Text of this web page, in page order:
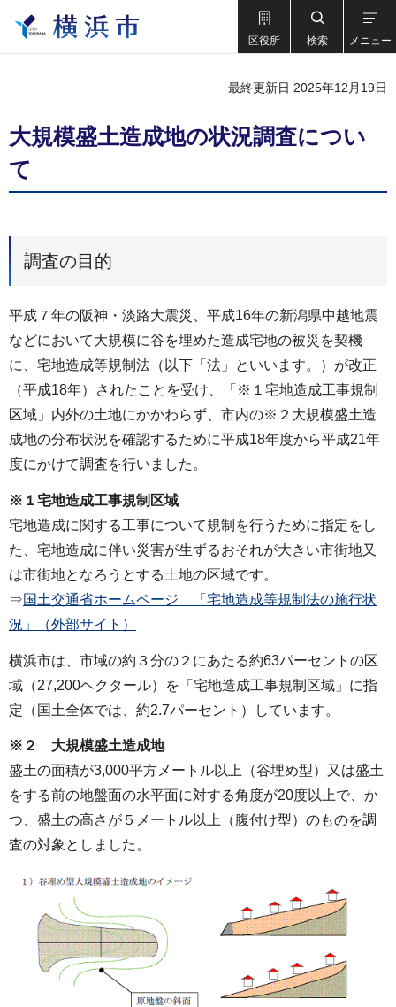
区役所 検索 メニュー
最終更新日 2025年12月19日
大規模盛土造成地の状況調査につい
て
調査の目的
平成７年の阪神・淡路大震災、平成16年の新潟県中越地震
などにおいて大規模に谷を埋めた造成宅地の被災を契機
に、宅地造成等規制法（以下「法」といいます。）が改正
（平成18年）されたことを受け、「※１宅地造成工事規制
区域」内外の土地にかかわらず、市内の※２大規模盛土造
成地の分布状況を確認するために平成18年度から平成21年
度にかけて調査を行いました。
※１宅地造成工事規制区域
宅地造成に関する工事について規制を行うために指定をし
た、宅地造成に伴い災害が生ずるおそれが大きい市街地又
は市街地となろうとする土地の区域です。
⇒国土交通省ホームページ 「宅地造成等規制法の施行状
況」（外部サイト）
横浜市は、市域の約３分の２にあたる約63パーセントの区
域（27,200ヘクタール）を「宅地造成工事規制区域」に指
定（国土全体では、約2.7パーセント）しています。
※２ 大規模盛土造成地
盛土の面積が3,000平方メートル以上（谷埋め型）又は盛土
をする前の地盤面の水平面に対する角度が20度以上で、か
つ、盛土の高さが５メートル以上（腹付け型）のものを調
査の対象としました。